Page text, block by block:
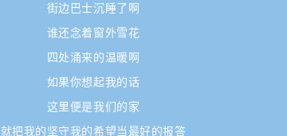
街边巴士沉睡了啊
谁还念着窗外雪花
四处涌来的温暖啊
如果你想起我的话
这里便是我们的家
就把我的坚守我的希望当最好的报答